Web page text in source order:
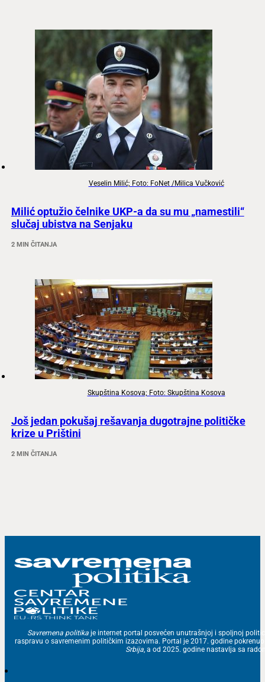
Veselin Milić; Foto: FoNet /Milica Vučković
Milić optužio čelnike UKP-a da su mu „namestili“
slučaj ubistva na Senjaku
2 MIN ČITANJA
Skupština Kosova; Foto: Skupština Kosova
Još jedan pokušaj rešavanja dugotrajne političke
krize u Prištini
2 MIN ČITANJA
Savremena politika je internet portal posvećen unutrašnjoj i spoljnoj
raspravu o savremenim političkim izazovima. Portal je 2017. godine
Srbija , a od 2025. godine nastavlja sa